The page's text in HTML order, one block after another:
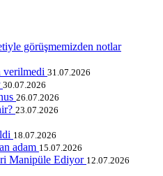
görüşmemizden notlar
verilmedi 31.07.2026
30.07.2026
26.07.2026
23.07.2026
18.07.2026
adam 15.07.2026
Manipüle Ediyor 12.07.2026